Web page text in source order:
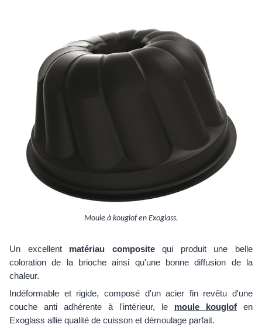
Moule à kouglof en Exoglass.
Un excellent matériau compositequi produit une belle
coloration de la brioche ainsi qu'une bonne diffusion de la
chaleur.
Indéformable et rigide, composé d'un acier fin revêtu d'une
couche anti adhérente à l'intérieur, le moule kouglof en
Exoglass allie qualité de cuisson et démoulage parfait.